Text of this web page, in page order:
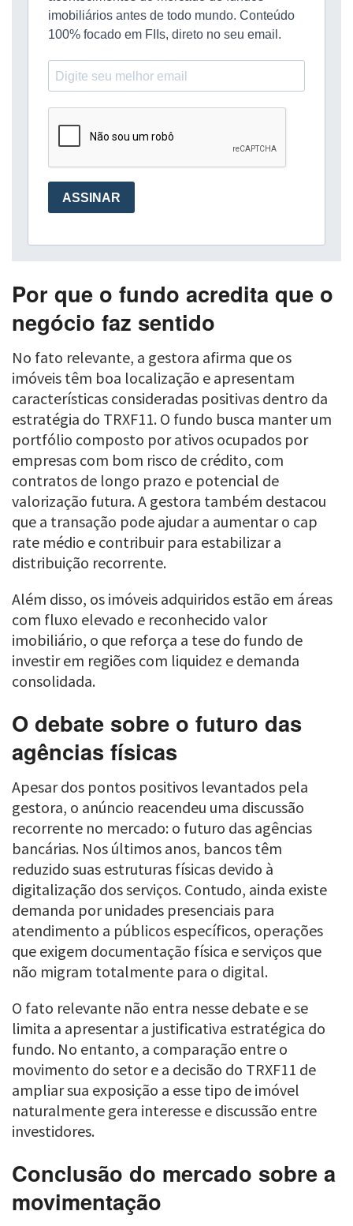
Por que o fundo acredita que o
negócio faz sentido
No fato relevante, a gestora afirma que os
imóveis têm boa localização e apresentam
características consideradas positivas dentro da
estratégia do TRXF11. O fundo busca manter um
portfólio composto por ativos ocupados por
empresas com bom risco de crédito, com
contratos de longo prazo e potencial de
valorização futura. A gestora também destacou
que a transação pode ajudar a aumentar o cap
rate médio e contribuir para estabilizar a
distribuição recorrente.
Além disso, os imóveis adquiridos estão em áreas
com fluxo elevado e reconhecido valor
imobiliário, o que reforça a tese do fundo de
investir em regiões com liquidez e demanda
consolidada.
O debate sobre o futuro das
agências físicas
Apesar dos pontos positivos levantados pela
gestora, o anúncio reacendeu uma discussão
recorrente no mercado: o futuro das agências
bancárias. Nos últimos anos, bancos têm
reduzido suas estruturas físicas devido à
digitalização dos serviços. Contudo, ainda existe
demanda por unidades presenciais para
atendimento a públicos específicos, operações
que exigem documentação física e serviços que
não migram totalmente para o digital.
O fato relevante não entra nesse debate e se
limita a apresentar a justificativa estratégica do
fundo. No entanto, a comparação entre o
movimento do setor e a decisão do TRXF11 de
ampliar sua exposição a esse tipo de imóvel
naturalmente gera interesse e discussão entre
investidores.
Conclusão do mercado sobre a
movimentação